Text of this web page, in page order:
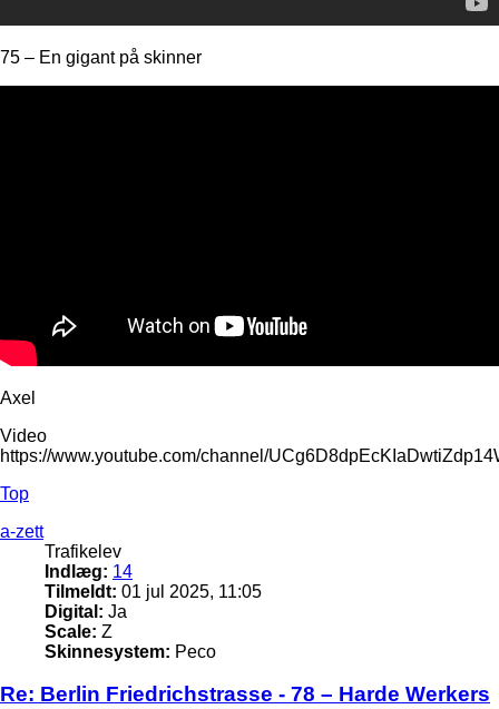
75 – En gigant på skinner
Axel
Video
https://www.youtube.com/channel/
Top
a-zett
Trafikelev
Indlæg: 14
Tilmeldt: 01 jul 2025, 11:05
Digital: Ja
Scale: Z
Skinnesystem: Peco
Re: Berlin Friedrichstrasse - 78 – Harde Werkers